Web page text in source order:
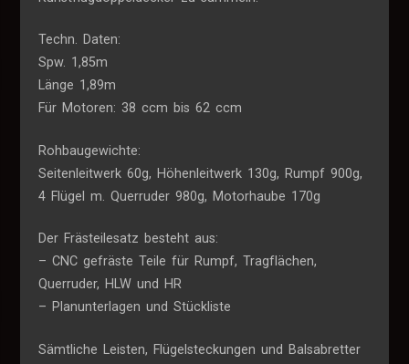
Techn. Daten:
Spw. 1,85m
Länge 1,89m
Für Motoren: 38 ccm bis 62 ccm
Rohbaugewichte:
Seitenleitwerk 60g, Höhenleitwerk 130g, Rumpf 900g,
4 Flügel m. Querruder 980g, Motorhaube 170g
Der Frästeilesatz besteht aus:
– CNC gefräste Teile für Rumpf, Tragflächen,
Querruder, HLW und HR
– Planunterlagen und Stückliste
Sämtliche Leisten, Flügelsteckungen und Balsabretter